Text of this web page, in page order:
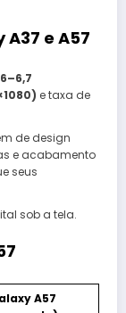
e A57
e taxa de
de design
e acabamento
seus
sob a tela.
A57